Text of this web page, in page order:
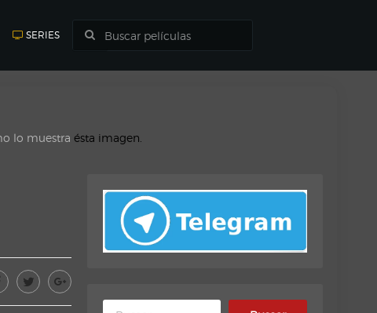
SERIES
lo muestra ésta imagen.
Buscar: